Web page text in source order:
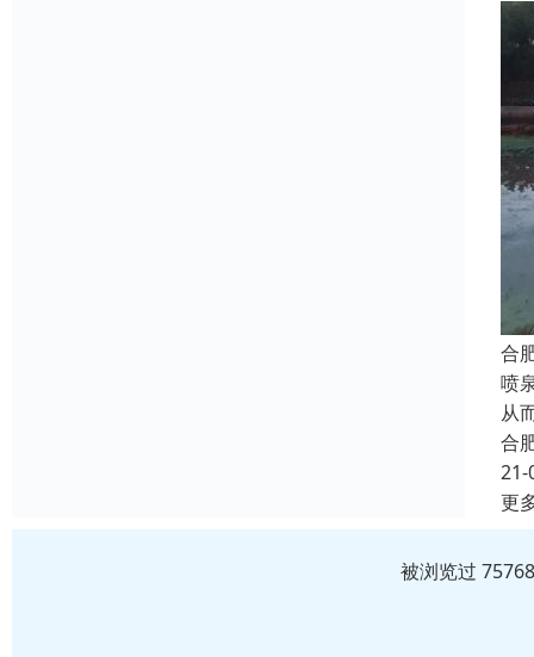
合
喷
从
合
21-
更
被浏览过